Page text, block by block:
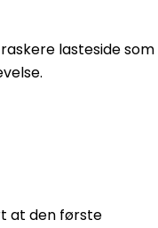
lasteside som
at den første